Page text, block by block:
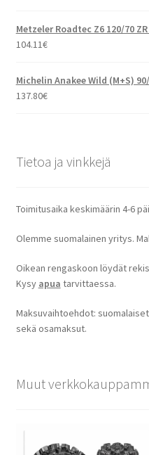
Metzeler Roadtec Z6 120/70
104.11€
Michelin Anakee Wild (M+S)
137.80€
Tietoa ja vinkkejä
Toimitusaika keskimäärin 4-6
Olemme suomalainen yritys.
Oikean rengaskoon löydät
Kysy apua tarvittaessa.
Maksuvaihtoehdot:
sekä osamaksut.
Muut